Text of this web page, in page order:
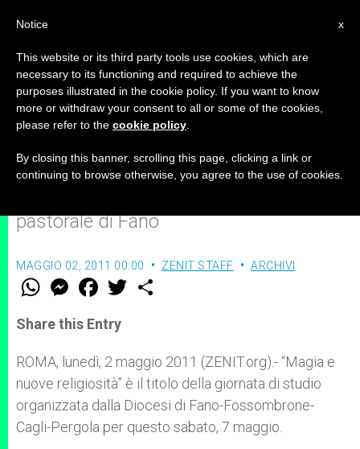
“Magia e nuove religiosità” al
centro di una giornata di studio
pastorale di Fano
MAGGIO 02, 2011 00:00 ZENIT STAFF ARCHIVI
W
t
s
p
p
M
e
s
e
g
e
r
F
a
e
b
o
k
w
r
Share this Entry
ROMA, lunedì, 2 maggio 2011 (ZENIT.org).- “Magia e
nuove religiosità” è il titolo della giornata di studio
organizzata dalla Diocesi di Fano-Fossombrone-
Cagli-Pergola per questo sabato, 7 maggio.
x
Notice
This website or its third party tools use cookies, which are
necessary to its functioning and required to achieve the
purposes illustrated in the cookie policy. If you want to know
more or withdraw your consent to all or some of the cookies,
please refer to the cookie policy
By closing this banner, scrolling this page, clicking a link or
continuing to browse otherwise, you agree to the use of cookies.